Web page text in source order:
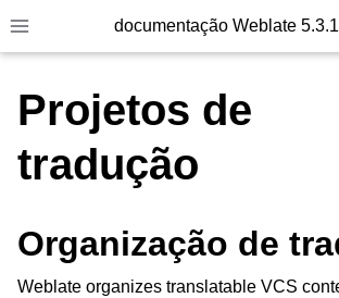
Toggle site navigation sidebar
documentação Weblate 5.3.1
Projetos de
tradução
Organização de
Weblate organizes translatable VCS